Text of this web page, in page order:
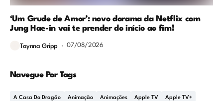
‘Um Grude de Amor’: novo dorama da Netflix com
Jung Hae-in vai te prender do início ao fim!
Taynna Gripp 07/08/2026
Navegue Por Tags
A Casa Do Dragão Animação Animações Apple TV Apple TV+